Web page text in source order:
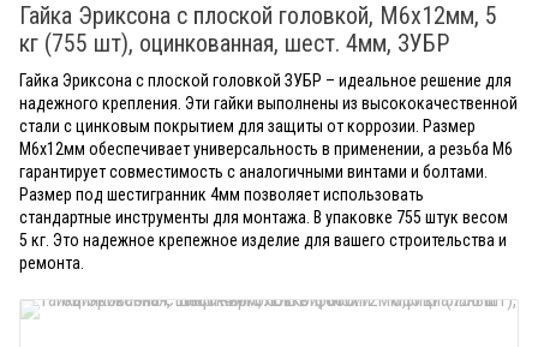
Гайка Эриксона с плоской головкой, M6x12мм, 5
кг (755 шт), оцинкованная, шест. 4мм, ЗУБР
Гайка Эриксона с плоской головкой ЗУБР – идеальное решение для
надежного крепления. Эти гайки выполнены из высококачественной
стали с цинковым покрытием для защиты от коррозии. Размер
М6x12мм обеспечивает универсальность в применении, а резьба М6
гарантирует совместимость с аналогичными винтами и болтами.
Размер под шестигранник 4мм позволяет использовать
стандартные инструменты для монтажа. В упаковке 755 штук весом
5 кг. Это надежное крепежное изделие для вашего строительства и
ремонта.